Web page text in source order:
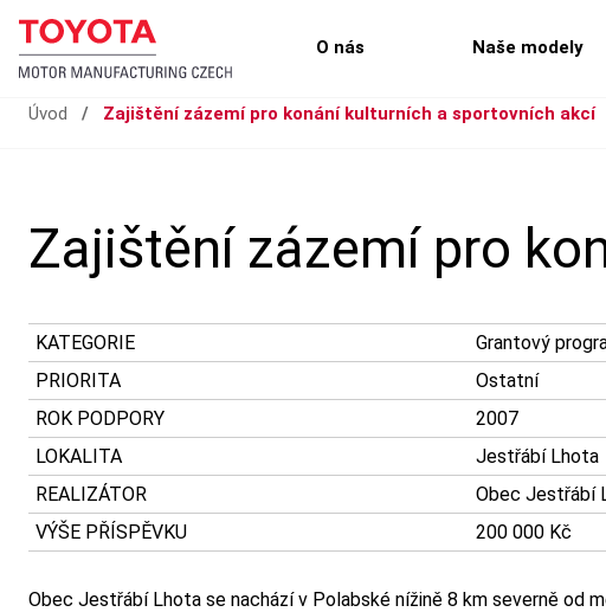
O nás Naše modely
Úvod / Zajištění zázemí pro konání kulturních a sportovních akcí
Zajištění zázemí pro
KATEGORIE
Grantový
PRIORITA
Ostatní
ROK PODPORY
2007
LOKALITA
Jestřábí Lhota
REALIZÁTOR
Obec Jestřábí
VÝŠE PŘÍSPĚVKU
200 000 Kč
Obec Jestřábí Lhota se nachází v Polabské nížině 8 km severně od